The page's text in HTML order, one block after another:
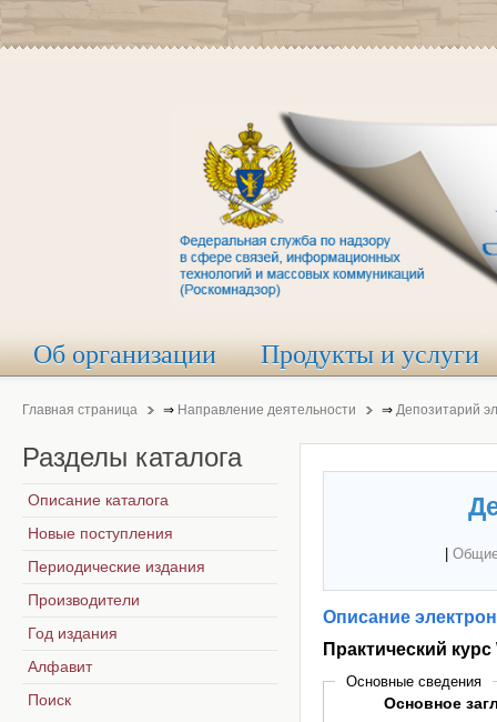
Об организации Продукты и услуги
Главная страница ⇒ Направление деятельности ⇒ Депозитарий
Описание
Практический
Основные сведения
Основное
Разделы каталога
Описание каталога
Новые поступления
Периодические издания
Производители
Год издания
Алфавит
Поиск